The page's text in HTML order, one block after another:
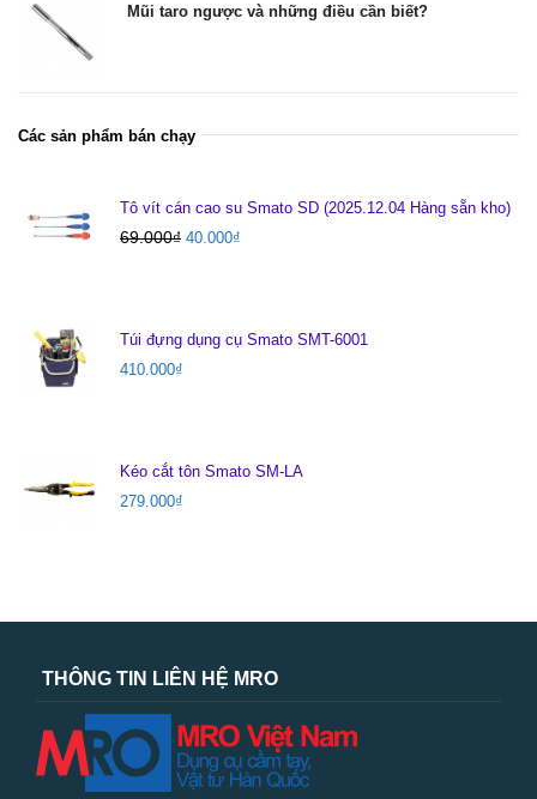
Mũi taro ngược và những điều cần biết?
Các sản phẩm bán chạy
Tô vít cán cao su Smato SD (2025.12.04 Hàng sẵn kho)
69.000₫ 40.000₫
Túi đựng dụng cụ Smato SMT-6001
410.000₫
Kéo cắt tôn Smato SM-LA
279.000₫
THÔNG TIN LIÊN HỆ MRO